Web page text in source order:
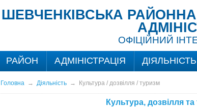
ШЕВЧЕНКІВСЬКА
ОФІЦІЙНИЙ
РАЙОН АДМІНІСТРАЦІЯ ДІЯЛЬНІСТЬ
Головна→ Діяльність→ Культура / дозвілля / туризм
Культура, дозвілля